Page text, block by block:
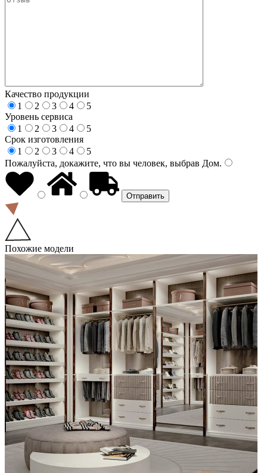
Качество продукции
1
2 3 4
5
Уровень сервиса
1
2 3 4
5
Срок изготовления
1
2 3 4
5
Пожалуйста, докажите, что вы человек, выбрав Дом.
Похожие модели